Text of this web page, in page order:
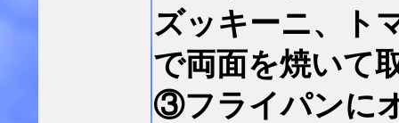
ズッキーニ、ト
で両面を焼いて
③フライパンに